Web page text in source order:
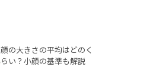
顔の大きさの平均はどのく
らい？小顔の基準も解説